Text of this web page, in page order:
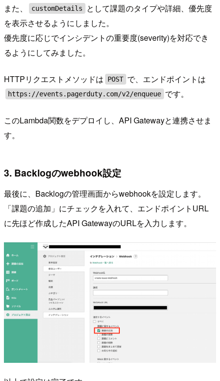
また、
customDetails
として課題のタイプや詳細、優先度
を表示させるようにしました。
優先度に応じでインシデントの重要度(severity)を対応でき
るようにしてみました。
HTTPリクエストメソッドは POST で、エンドポイントは
https://events.pagerduty.com/v2/enqueue です。
このLambda関数をデプロイし、API Gatewayと連携させま
す。
3. Backlogのwebhook設定
最後に、Backlogの管理画面からwebhookを設定します。
「課題の追加」にチェックを入れて、エンドポイントURL
に先ほど作成したAPI GatewayのURLを入力します。